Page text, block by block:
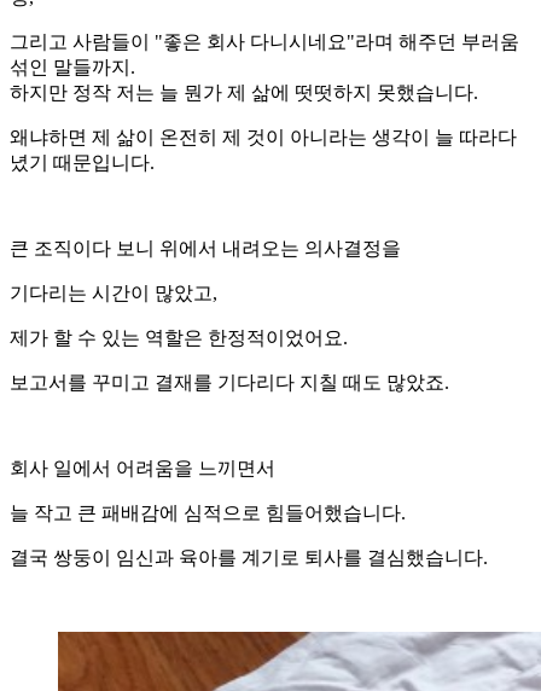
그리고 사람들이 "좋은 회사 다니시네요"라며 해주던 부러움
섞인 말들까지.
하지만 정작 저는 늘 뭔가 제 삶에 떳떳하지 못했습니다.
왜냐하면 제 삶이 온전히 제 것이 아니라는 생각이 늘 따라다
녔기 때문입니다.
큰 조직이다 보니 위에서 내려오는 의사결정을
기다리는 시간이 많았고,
제가 할 수 있는 역할은 한정적이었어요.
보고서를 꾸미고 결재를 기다리다 지칠 때도 많았죠.
회사 일에서 어려움을 느끼면서
늘 작고 큰 패배감에 심적으로 힘들어했습니다.
결국 쌍둥이 임신과 육아를 계기로 퇴사를 결심했습니다.